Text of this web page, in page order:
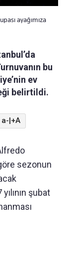
ayağımıza
bu
ev
belirtildi.
a- +A
sezonun
şubat